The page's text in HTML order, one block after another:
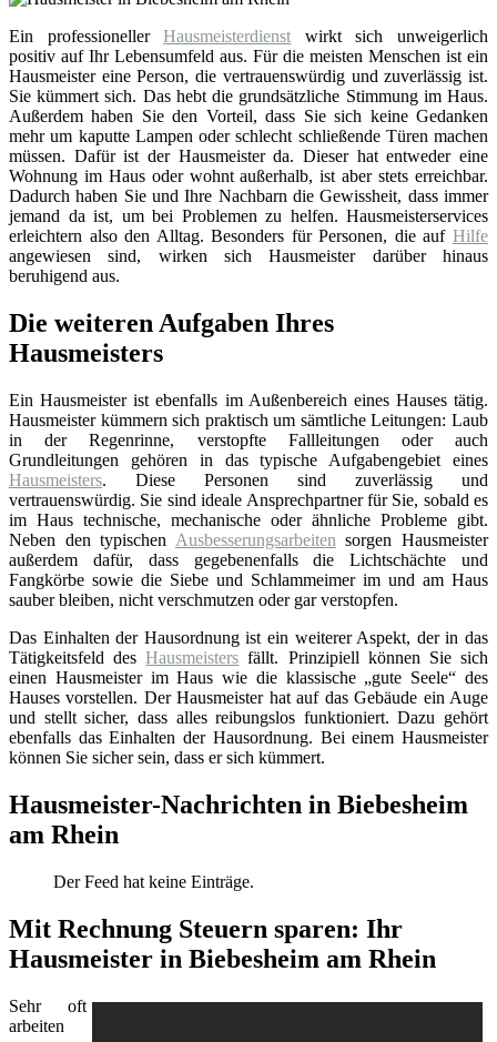
Ein professionellerHausmeisterdienst wirkt sich unweigerlich
positiv auf Ihr Lebensumfeld aus. Für die meisten Menschen ist ein
Hausmeister eine Person, die vertrauenswürdig und zuverlässig ist.
Sie kümmert sich. Das hebt die grundsätzliche Stimmung im Haus.
Außerdem haben Sie den Vorteil, dass Sie sich keine Gedanken
mehr um kaputte Lampen oder schlecht schließende Türen machen
müssen. Dafür ist der Hausmeister da. Dieser hat entweder eine
Wohnung im Haus oder wohnt außerhalb, ist aber stets erreichbar.
Dadurch haben Sie und Ihre Nachbarn die Gewissheit, dass immer
jemand da ist, um bei Problemen zu helfen. Hausmeisterservices
erleichtern also den Alltag. Besonders für Personen, die auf Hilfe
angewiesen sind, wirken sich Hausmeister darüber hinaus
beruhigend aus.
Die weiteren Aufgaben Ihres
Hausmeisters
Ein Hausmeister ist ebenfalls im Außenbereich eines Hauses tätig.
Hausmeister kümmern sich praktisch um sämtliche Leitungen: Laub
in der Regenrinne, verstopfte Fallleitungen oder auch
Grundleitungen gehören in das typische Aufgabengebiet eines
Hausmeisters. Diese Personen sind zuverlässig und
vertrauenswürdig. Sie sind ideale Ansprechpartner für Sie, sobald es
im Haus technische, mechanische oder ähnliche Probleme gibt.
Neben den typischen Ausbesserungsarbeiten sorgen Hausmeister
außerdem dafür, dass gegebenenfalls die Lichtschächte und
Fangkörbe sowie die Siebe und Schlammeimer im und am Haus
sauber bleiben, nicht verschmutzen oder gar verstopfen.
Das Einhalten der Hausordnung ist ein weiterer Aspekt, der in das
Tätigkeitsfeld desHausmeisters fällt. Prinzipiell können Sie sich
einen Hausmeister im Haus wie die klassische „gute Seele“ des
Hauses vorstellen. Der Hausmeister hat auf das Gebäude ein Auge
und stellt sicher, dass alles reibungslos funktioniert. Dazu gehört
ebenfalls das Einhalten der Hausordnung. Bei einem Hausmeister
können Sie sicher sein, dass er sich kümmert.
Hausmeister-Nachrichten in Biebesheim
am Rhein
Der Feed hat keine Einträge.
Mit Rechnung Steuern sparen: Ihr
Hausmeister in Biebesheim am Rhein
Sehr oft
arbeiten